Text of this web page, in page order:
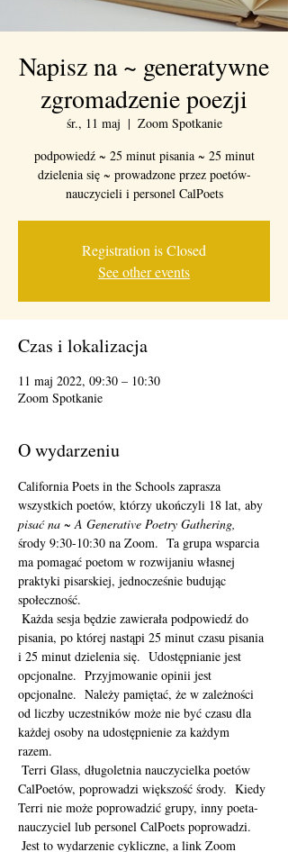
Napisz na ~ generatywne
zgromadzenie poezji
śr., 11 maj
  |
Zoom Spotkanie
podpowiedź ~ 25 minut pisania ~ 25 minut
dzielenia się ~ prowadzone przez poetów-
nauczycieli i personel CalPoets
Registration is Closed
See other events
Czas i lokalizacja
11 maj 2022, 09:30 – 10:30
Zoom Spotkanie
O wydarzeniu
California Poets in the Schools zaprasza
wszystkich poetów, którzy ukończyli 18 lat, aby
pisać na ~ A Generative Poetry Gathering,
środy 9:30-10:30 na Zoom.  Ta grupa wsparcia
ma pomagać poetom w rozwijaniu własnej
praktyki pisarskiej, jednocześnie budując
społeczność.
pisania, po której nastąpi 25 minut czasu pisania
i 25 minut dzielenia się.  Udostępnianie jest
opcjonalne.  Przyjmowanie opinii jest
opcjonalne.  Należy pamiętać, że w zależności
od liczby uczestników może nie być czasu dla
każdej osoby na udostępnienie za każdym
razem.
CalPoetów, poprowadzi większość środy.  Kiedy
Terri nie może poprowadzić grupy, inny poeta-
nauczyciel lub personel CalPoets poprowadzi.